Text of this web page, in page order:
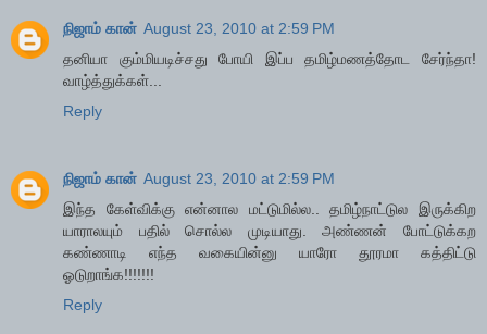
நிஜாம் கான் August 23, 2010 at 2:59 PM
தனியா கும்மியடிச்சது போயி இப்ப தமிழ்மணத்தோட சேர்ந்தா!
வாழ்த்துக்கள்...
Reply
நிஜாம் கான் August 23, 2010 at 2:59 PM
இந்த கேள்விக்கு என்னால மட்டுமில்ல.. தமிழ்நாட்டுல இருக்கிற
யாராலயும் பதில் சொல்ல முடியாது. அண்ணன் போட்டுக்கற
கண்ணாடி எந்த வகையின்னு யாரோ தூரமா கத்திட்டு
ஓடுறாங்க!!!!!!!
Reply